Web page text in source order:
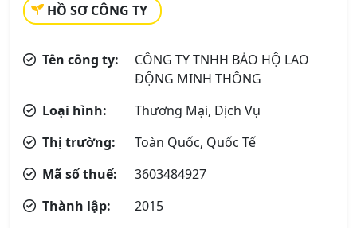
HỒ SƠ CÔNG TY
Tên công ty:
CÔNG TY TNHH BẢO HỘ LAO
ĐỘNG MINH THÔNG
Loại hình:
Thương Mại, Dịch Vụ
Thị trường:
Toàn Quốc, Quốc Tế
Mã số thuế:
3603484927
Thành lập:
2015